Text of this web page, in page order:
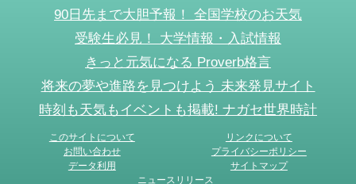
90日先まで大胆予報！ 全国学校のお天気
受験生必見！ 大学情報・入試情報
きっと元気になる Proverb格言
将来の夢や進路を見つけよう 未来発見サイト
時刻も天気もイベントも掲載! ナガセ世界時計
このサイトについて
リンクについて
お問い合わせ
プライバシーポリシー
データ利用
サイトマップ
ニュースリリース